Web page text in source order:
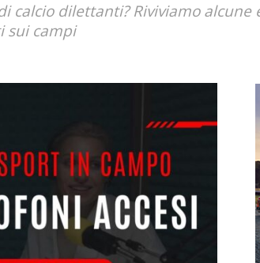
calcio dilettanti? Riviviamo
sui campi